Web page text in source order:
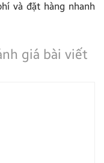
và đặt hàng nhanh
giá bài viết